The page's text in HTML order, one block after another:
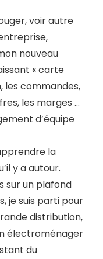
voir autre
nouveau
« carte
les commandes,
les marges …
d’équipe
la
y a autour.
sur un plafond
je suis parti pour
distribution,
électroménager
du